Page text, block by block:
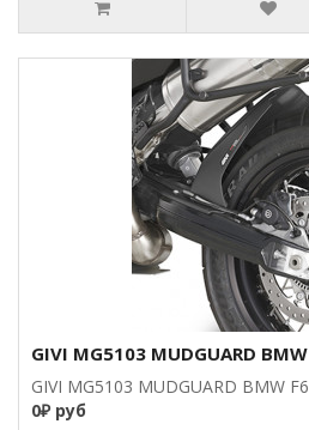
GIVI MG5103 MUDGUARD
GIVI MG5103 MUDGUARD BMW
0₽ руб